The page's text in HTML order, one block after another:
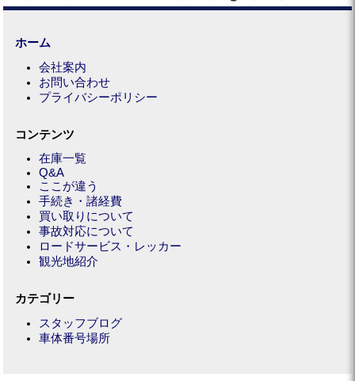
ホーム
会社案内
お問い合わせ
プライバシーポリシー
コンテンツ
在庫一覧
Q&A
ここが違う
手続き・諸経費
買い取りについて
事故対応について
ロードサービス・レッカー
観光地紹介
カテゴリー
スタッフブログ
車体番号場所